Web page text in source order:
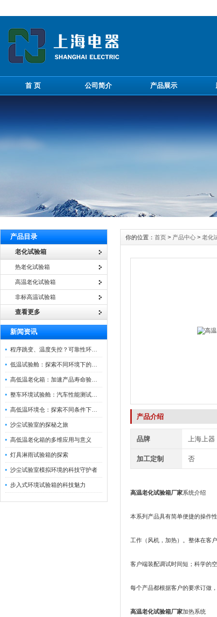
首 页 公司简介 产品展示
产品目录
老化试验箱
热老化试验箱
高温老化试验箱
非标高温试验箱
查看更多
新闻资讯
程序跳变、温度失控？可靠性环境试验箱控制系统故障处理
低温试验舱：探索不同环境下的科技边界
高低温老化箱：加速产品寿命验证的可靠伙伴
整车环境试验舱：汽车性能测试的设备
高低温环境仓：探索不同条件下的科学奥秘
沙尘试验室的探秘之旅
高低温老化箱的多维应用与意义
灯具淋雨试验箱的探索
沙尘试验室模拟环境的科技守护者
步入式环境试验箱的科技魅力
你的位置： 首页 > 产品中心 > 老化
产品介绍
品牌 上海上器
加工定制 否
高温老化试验箱厂家系统介绍
本系列产品具有简单便捷的操作
工作（风机，加热）。整体在客
客户端装配调试时间短；科学的
每个产品都根据客户的要求订做
高温老化试验箱厂家加热系统